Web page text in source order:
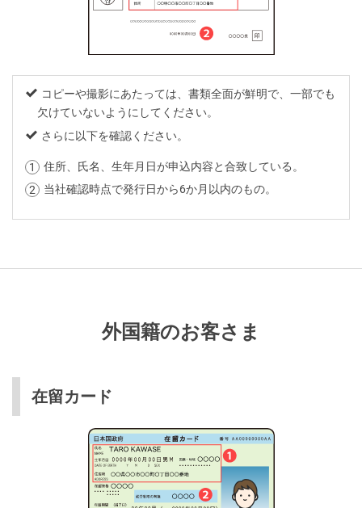
コピーや撮影にあたっては、書類全面が鮮明で、一部でも
欠けていないようにしてください。
さらに以下を確認ください。
住所、氏名、生年月日が申込内容と合致している。
当社確認時点で発行日から6か月以内のもの。
外国籍のお客さま
在留カード